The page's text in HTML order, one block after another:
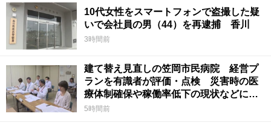
10代女性をスマートフォンで盗撮した疑
いで会社員の男（44）を再逮捕 香川
3時間前
建て替え見直しの笠岡市民病院 経営プ
ランを有識者が評価・点検 災害時の医
療体制確保や稼働率低下の現状などに意
見 岡山
5時間前